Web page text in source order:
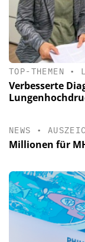
TOP-THEMEN •
Verbesserte
NEWS •
Millionen für